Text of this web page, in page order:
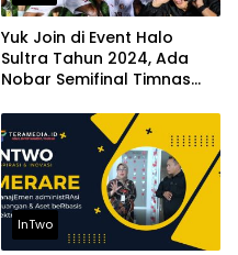
Yuk Join di Event Halo
Sultra Tahun 2024, Ada
Nobar Semifinal Timnas
Doorprize
InTwo